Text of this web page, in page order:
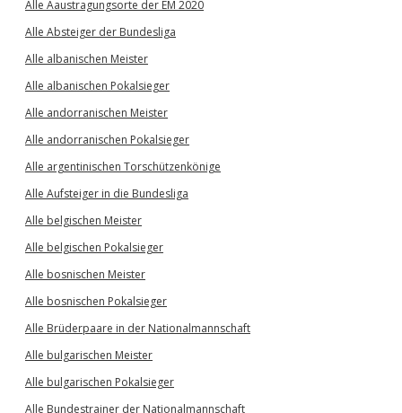
Alle Aaustragungsorte der EM 2020
Alle Absteiger der Bundesliga
Alle albanischen Meister
Alle albanischen Pokalsieger
Alle andorranischen Meister
Alle andorranischen Pokalsieger
Alle argentinischen Torschützenkönige
Alle Aufsteiger in die Bundesliga
Alle belgischen Meister
Alle belgischen Pokalsieger
Alle bosnischen Meister
Alle bosnischen Pokalsieger
Alle Brüderpaare in der Nationalmannschaft
Alle bulgarischen Meister
Alle bulgarischen Pokalsieger
Alle Bundestrainer der Nationalmannschaft